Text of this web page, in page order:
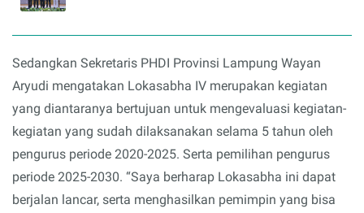
Sedangkan Sekretaris PHDI Provinsi Lampung Wayan
Aryudi mengatakan Lokasabha IV merupakan kegiatan
yang diantaranya bertujuan untuk mengevaluasi kegiatan-
kegiatan yang sudah dilaksanakan selama 5 tahun oleh
pengurus periode 2020-2025. Serta pemilihan pengurus
periode 2025-2030. “Saya berharap Lokasabha ini dapat
berjalan lancar, serta menghasilkan pemimpin yang bisa